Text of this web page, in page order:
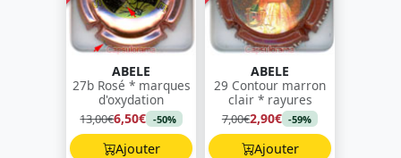
ABELE
27b Rosé * marques
d'oxydation
13,00€6,50€ -50%
Ajouter
ABELE
29 Contour marron
clair * rayures
7,00€2,90€ -59%
Ajouter